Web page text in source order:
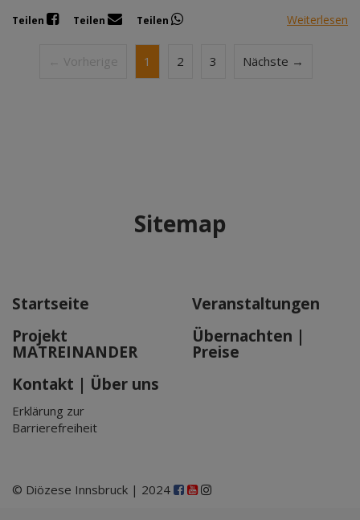
Teilen Teilen Teilen Weiterlesen
← Vorherige 1 2 3 Nächste →
Sitemap
Startseite
Veranstaltungen
Projekt
MATREINANDER
Übernachten |
Preise
Kontakt | Über uns
Erklärung zur
Barrierefreiheit
© Diözese Innsbruck | 2024